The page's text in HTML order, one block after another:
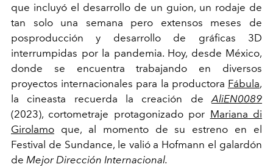
que incluyó el desarrollo de un guion, un rodaje de
tan solo una semana pero extensos meses de
posproducción y desarrollo de gráficas 3D
interrumpidas por la pandemia. Hoy, desde México,
donde se encuentra trabajando en diversos
proyectos internacionales para la productora Fábula,
la cineasta recuerda la creación deAliEN0089
(2023), cortometraje protagonizado por Mariana di
Girolamo que, al momento de su estreno en el
Festival de Sundance, le valió a Hofmann el galardón
de Mejor Dirección Internacional.